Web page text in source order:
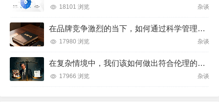
18101 浏览 杂谈
在品牌竞争激烈的当下，如何通过科学管理让品牌成为消费者心中不可替代的存在？
17980 浏览 杂谈
在复杂情境中，我们该如何做出符合伦理的决策？
17966 浏览 杂谈